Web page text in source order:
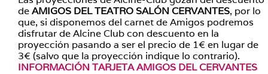
deAMIGOS DEL TEATRO SALÓN CERVANTES, por lo
que, si disponemos del carnet de Amigos podremos
disfrutar de Alcine Club con descuento en la
proyección pasando a ser el precio de 1€ en lugar de
3€ (salvo que la proyección indique lo contrario).
INFORMACIÓN TARJETA AMIGOS DEL CERVANTES